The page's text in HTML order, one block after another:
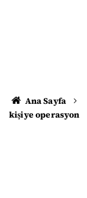
Ana Sayfa
kişiye operasyon